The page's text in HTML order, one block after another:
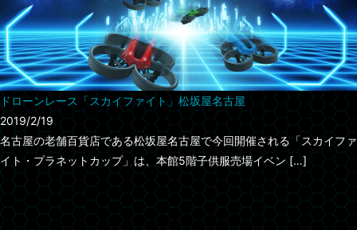
ドローンレース「スカイファイト」松坂屋名古屋
2019/2/19
名古屋の老舗百貨店である松坂屋名古屋で今回開催される「スカイファ
イト・プラネットカップ」は、本館5階子供服売場イベン […]